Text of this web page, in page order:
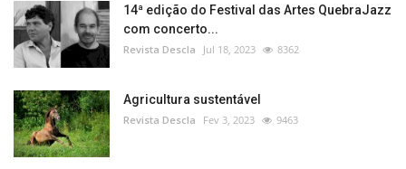
14ª edição do Festival das Artes QuebraJazz
com concerto...
Revista Descla Jul 18, 2023 8362
Agricultura sustentável
Revista Descla Fev 3, 2023 9463